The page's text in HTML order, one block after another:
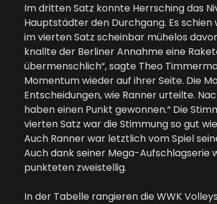
Im dritten Satz konnte Herrsching das
Hauptstädter den Durchgang. Es
im vierten Satz scheinbar mühelos
knallte der Berliner Annahme eine
übermenschlich“, sagte Theo
Momentum wieder auf ihrer Seite. Die
Entscheidungen, wie Ranner urteilte.
haben einen Punkt gewonnen.“ Die
vierten Satz war die Stimmung so gut
Auch Ranner war letztlich vom Spiel
Auch dank seiner Mega-Aufschlagserie
punkteten zweistellig.
In der Tabelle rangieren die WWK